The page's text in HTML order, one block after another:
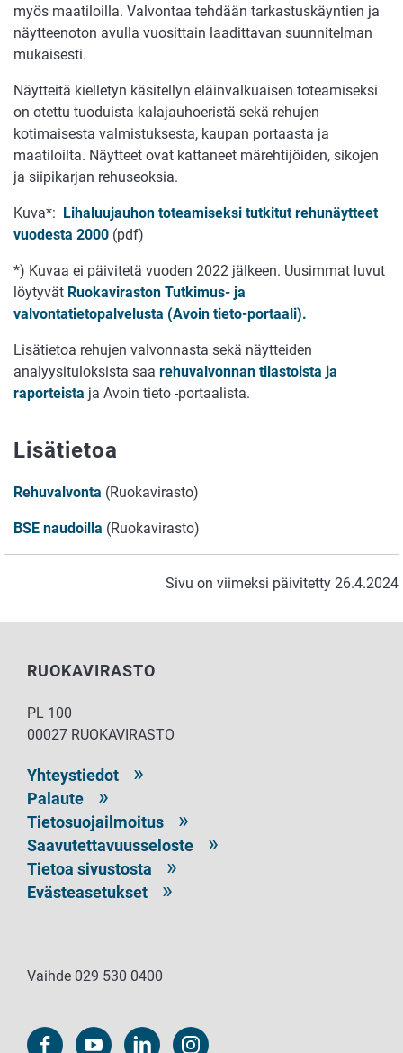
myös maatiloilla. Valvontaa tehdään tarkastuskäyntien ja
näytteenoton avulla vuosittain laadittavan suunnitelman
mukaisesti.
Näytteitä kielletyn käsitellyn eläinvalkuaisen toteamiseksi
on otettu tuoduista kalajauhoeristä sekä rehujen
kotimaisesta valmistuksesta, kaupan portaasta ja
maatiloilta. Näytteet ovat kattaneet märehtijöiden, sikojen
ja siipikarjan rehuseoksia.
Kuva*:
Lihaluujauhon toteamiseksi tutkitut rehunäytteet
vuodesta 2000 (pdf)
*) Kuvaa ei päivitetä vuoden 2022 jälkeen. Uusimmat luvut
löytyvät Ruokaviraston Tutkimus- ja
valvontatietopalvelusta (Avoin tieto-portaali).
Lisätietoa rehujen valvonnasta sekä näytteiden
analyysituloksista saa rehuvalvonnan tilastoista ja
raporteista ja Avoin tieto -portaalista.
Lisätietoa
Rehuvalvonta (Ruokavirasto)
BSE naudoilla (Ruokavirasto)
Sivu on viimeksi päivitetty 26.4.2024
RUOKAVIRASTO
PL 100
00027 RUOKAVIRASTO
Yhteystiedot
Palaute
Tietosuojailmoitus
Saavutettavuusseloste
Tietoa sivustosta
Evästeasetukset
Vaihde 029 530 0400